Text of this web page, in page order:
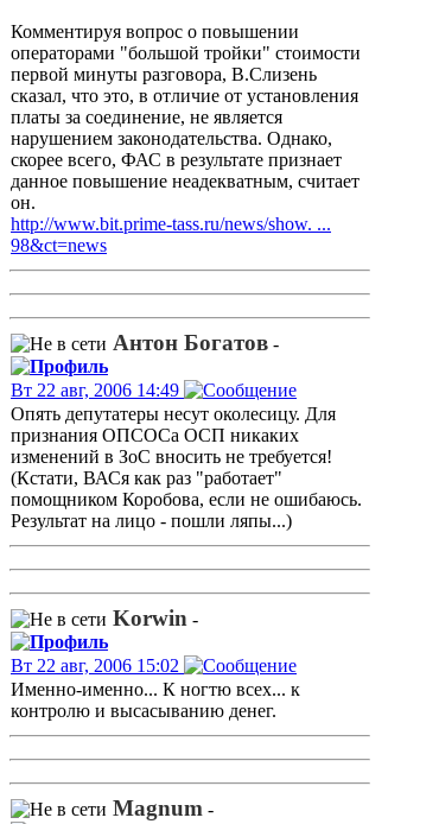
Комментируя вопрос о повышении
операторами "большой тройки" стоимости
первой минуты разговора, В.Слизень
сказал, что это, в отличие от установления
платы за соединение, не является
нарушением законодательства. Однако,
скорее всего, ФАС в результате признает
данное повышение неадекватным, считает
он.
http://www.bit.prime-tass.ru/news/show. ...
98&ct=news
Антон Богатов -
Вт 22 авг, 2006 14:49
Опять депутатеры несут околесицу. Для
признания ОПСОСа ОСП никаких
изменений в ЗоС вносить не требуется!
(Кстати, ВАСя как раз "работает"
помощником Коробова, если не ошибаюсь.
Результат на лицо - пошли ляпы...)
Korwin -
Вт 22 авг, 2006 15:02
Именно-именно... К ногтю всех... к
контролю и высасыванию денег.
Magnum -